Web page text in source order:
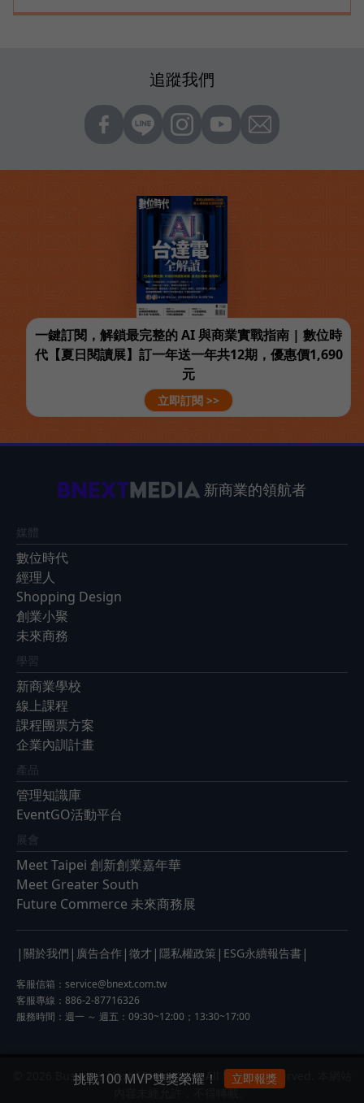
追蹤我們
一鍵訂閱，解鎖最完整的 AI 與商業實戰指南 | 數位時
代【夏日閱讀展】訂一年送一年共12期，優惠價1,690
元
立即訂閱 >>
新商業的領航者
媒體
數位時代
經理人
Shopping Design
創業小聚
未來商務
學習
新商業學校
線上課程
課程團票方案
企業內訓計畫
產品
管理知識庫
EventGO活動平台
展會
Meet Taipei 創新創業嘉年華
Meet Greater South
Future Commerce 未來商務展
| 關於我們 | 廣告合作 | 徵才 | 隱私權政策 | ESG永續報告書 |
客服信箱： service@bnext.com.tw
客服專線：886-2-87716326
服務時間：週一 ～ 週五：09:30~12:00；13:30~17:00
© 2026 Business Next Media Corp. All Rights Reserved. 本網站
內容未經允許，不得轉載。
挑戰100 MVP雙獎榮耀！ 立即報獎